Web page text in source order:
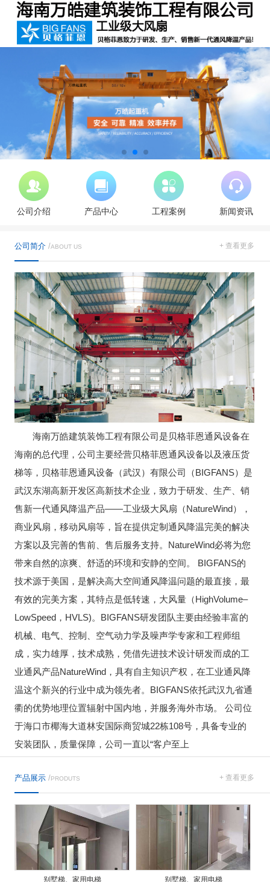
公司介绍 产品中心 工程案例 新闻资讯
公司简介 /ABOUT US + 查看更多
海南万皓建筑装饰工程有限公司是贝格菲恩通风设备在
海南的总代理，公司主要经营贝格菲恩通风设备以及液压货
梯等，贝格菲恩通风设备（武汉）有限公司（BIGFANS）是
武汉东湖高新开发区高新技术企业，致力于研发、生产、销
售新一代通风降温产品——工业级大风扇（NatureWind），
商业风扇，移动风扇等，旨在提供定制通风降温完美的解决
方案以及完善的售前、售后服务支持。NatureWind必将为您
带来自然的凉爽、舒适的环境和安静的空间。 BIGFANS的
技术源于美国，是解决高大空间通风降温问题的最直接，最
有效的完美方案，其特点是低转速，大风量（HighVolume–
LowSpeed，HVLS)。BIGFANS研发团队主要由经验丰富的
机械、电气、控制、空气动力学及噪声学专家和工程师组
成，实力雄厚，技术成熟，凭借先进技术设计研发而成的工
业通风产品NatureWind，具有自主知识产权，在工业通风降
温这个新兴的行业中成为领先者。BIGFANS依托武汉九省通
衢的优势地理位置辐射中国内地，并服务海外市场。 公司位
于海口市椰海大道林安国际商贸城22栋108号，具备专业的
安装团队，质量保障，公司一直以“客户至上
产品展示 /PRODUTS + 查看更多
别墅梯、家用电梯 别墅梯、家用电梯